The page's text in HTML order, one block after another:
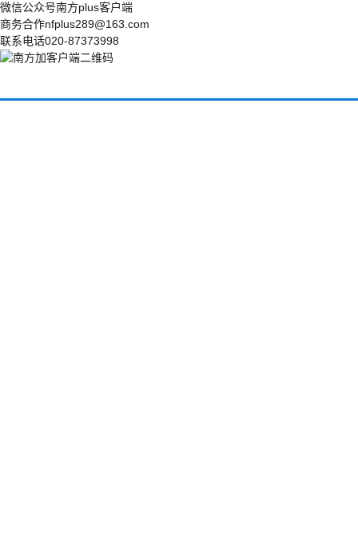
微信公众号南方plus客户端
商务合作nfplus289@163.com
联系电话020-87373998